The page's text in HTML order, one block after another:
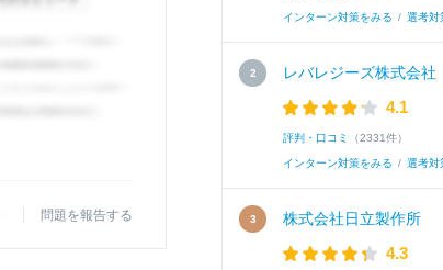
問題を報告する 0 0
インターン対策をみる / 選考対
レバレジーズ株式会社
4.1
評判・口コミ （2331件）
インターン対策をみる / 選考対
株式会社日立製作所
4.3